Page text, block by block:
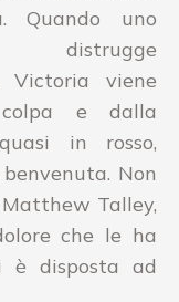
Quando uno
distrugge
viene
e dalla
in rosso,
Non
Talley,
che le ha
è disposta ad